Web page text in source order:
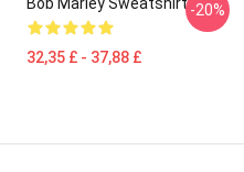
32,35 £ - 37,88 £
-20%